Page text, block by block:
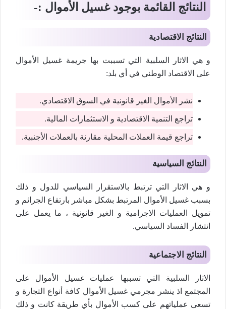
النتائج القائمة بوجود غسيل الأموال :-
النتائج الاقتصادية
و هي الاثار السلبية التي تسببت بها جريمة غسيل الأموال
على الاقتصاد الوطني في أي بلد:
نشر الأموال الغير قانونية في السوق الاقتصادي.
تراجع التنمية الاقتصادية و الاستثمارات المالية.
تراجع قيمة العملات المحلية مقارنة بالعملات الأجنبية.
النتائج السياسية
و هي الاثار التي ترتبط بالاستقرار السياسي للدول و ذلك
بسبب غسيل الأموال المرتبط بشكل مباشر بارتفاع الجرائم و
تمويل العمليات الاجرامية و الغير قانونية ، ما يعمل على
انتشار الفساد السياسي.
النتائج الاجتماعية
الاثار السلبية التي تسببها عمليات غسيل الأموال على
المجتمع اذ ينشر مجرمي غسيل الأموال كافة أنواع التجارة و
تسعى عملياتهم على كسب الأموال بأي طريقة كانت و ذلك